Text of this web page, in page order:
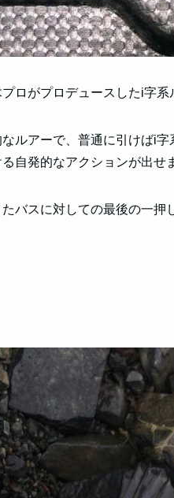
ロがプロデュースしたi字系
ルアーで、普通に引けばi
自発的なアクションが出せ
バスに対しての最後の一押